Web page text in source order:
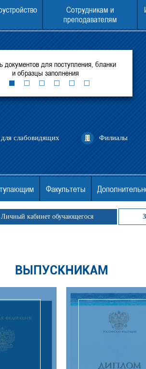
Сотрудникам и
преподавателям
документов для поступления, бланки
и образцы заполнения
слабовидящих Филиалы
Факультеты
Личный кабинет обучающегося
ВЫПУСКНИКАМ